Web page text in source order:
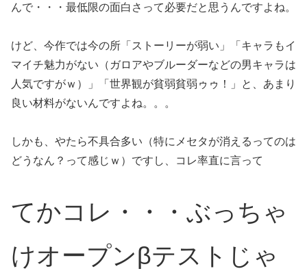
んで・・・最低限の面白さって必要だと思うんですよね。
けど、今作では今の所「ストーリーが弱い」「キャラもイ
マイチ魅力がない（ガロアやブルーダーなどの男キャラは
人気ですがｗ）」「世界観が貧弱貧弱ゥゥ！」と、あまり
良い材料がないんですよね。。。
しかも、やたら不具合多い（特にメセタが消えるってのは
どうなん？って感じｗ）ですし、コレ率直に言って
てかコレ・・・ぶっちゃ
けオープンβテストじゃ